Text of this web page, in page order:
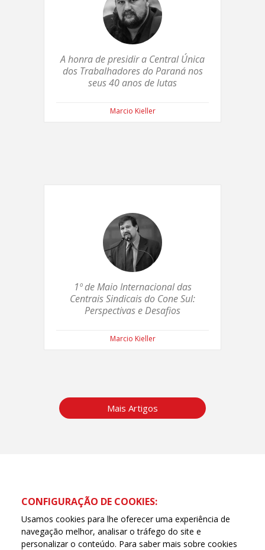
A honra de presidir a Central Única
dos Trabalhadores do Paraná nos
seus 40 anos de lutas
Marcio Kieller
1º de Maio Internacional das
Centrais Sindicais do Cone Sul:
Perspectivas e Desafios
Marcio Kieller
Mais Artigos
CONFIGURAÇÃO DE COOKIES:
Usamos cookies para lhe oferecer uma experiência de
navegação melhor, analisar o tráfego do site e
personalizar o conteúdo. Para saber mais sobre cookies